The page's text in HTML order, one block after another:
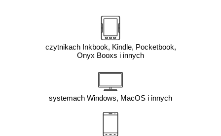
czytnikach Inkbook, Kindle, Pocketbook,
Onyx Booxs i innych
systemach Windows, MacOS i innych